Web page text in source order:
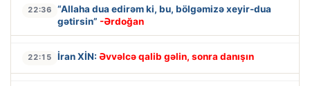
22:36
“Allaha dua edirəm ki, bu, bölgəmizə xeyir-dua
gətirsin” -Ərdoğan
22:15 İran XİN: Əvvəlcə qalib gəlin, sonra danışın